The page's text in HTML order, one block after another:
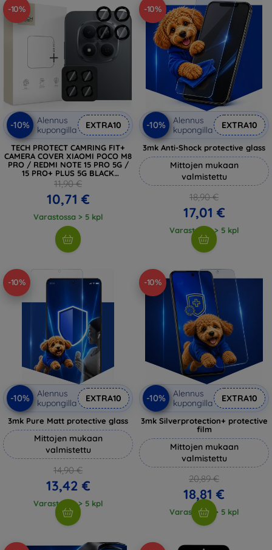
-10%
-10%
Alennus
kupongilla
EXTRA10
TECH PROTECT CAMRING FIT+
CAMERA COVER XIAOMI POCO M8
PRO / REDMI NOTE 15 PRO 5G /
15 PRO+ PLUS 5G BLACK
(5906302352845)
11,90 €
10,71 €
Varastossa > 5 kpl
-10%
-10%
Alennus
kupongilla
EXTRA10
3mk Anti-Shock protective glass
Mittojen mukaan
valmistettu
18,90 €
17,01 €
Varastossa > 5 kpl
-10%
-10%
Alennus
kupongilla
EXTRA10
3mk Pure Matt protective glass
Mittojen mukaan
valmistettu
14,90 €
13,42 €
Varastossa > 5 kpl
-10%
-10%
Alennus
kupongilla
EXTRA10
3mk Silverprotection+ protective
film
Mittojen mukaan
valmistettu
20,89 €
18,81 €
Varastossa > 5 kpl